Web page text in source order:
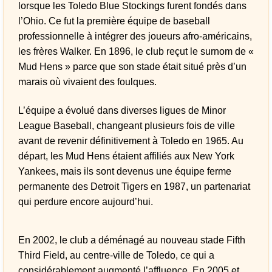
lorsque les Toledo Blue Stockings furent fondés dans
l’Ohio. Ce fut la première équipe de baseball
professionnelle à intégrer des joueurs afro-américains,
les frères Walker. En 1896, le club reçut le surnom de «
Mud Hens » parce que son stade était situé près d’un
marais où vivaient des foulques.
L’équipe a évolué dans diverses ligues de Minor
League Baseball, changeant plusieurs fois de ville
avant de revenir définitivement à Toledo en 1965. Au
départ, les Mud Hens étaient affiliés aux New York
Yankees, mais ils sont devenus une équipe ferme
permanente des Detroit Tigers en 1987, un partenariat
qui perdure encore aujourd’hui.
En 2002, le club a déménagé au nouveau stade Fifth
Third Field, au centre-ville de Toledo, ce qui a